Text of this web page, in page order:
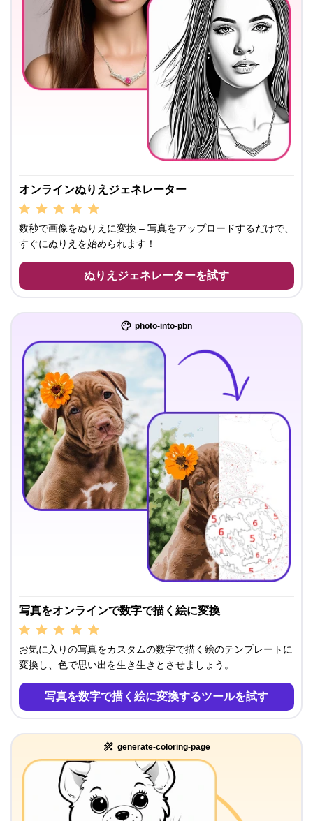
オンラインぬりえジェネレーター
数秒で画像をぬりえに変換 – 写真をアップロードするだけで、
すぐにぬりえを始められます！
ぬりえジェネレーターを試す
photo-into-pbn
写真をオンラインで数字で描く絵に変換
お気に入りの写真をカスタムの数字で描く絵のテンプレートに
変換し、色で思い出を生き生きとさせましょう。
写真を数字で描く絵に変換するツールを試す
generate-coloring-page